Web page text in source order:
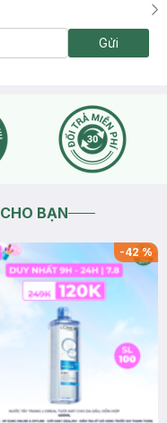
Gửi
BẠN
-42%